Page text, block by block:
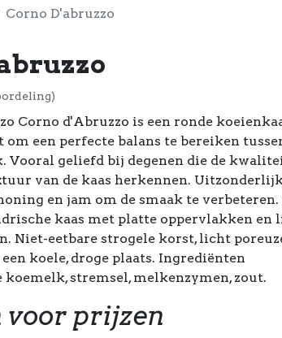
Corno D'abruzzo
Corno d'Abruzzo is een ronde
om een ​​perfecte balans te bereiken
Vooral geliefd bij degenen die de
van de kaas herkennen.
en jam om de smaak te verbeteren.
kaas met platte oppervlakken en
Niet-eetbare strogele korst, licht
een koele, droge plaats. Ingrediënten
koemelk, stremsel, melkenzymen, zout.
voor prijzen